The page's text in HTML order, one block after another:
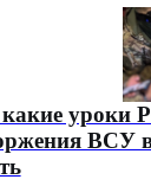
какие уроки
ВСУ